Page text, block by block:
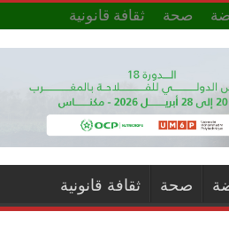
صحة ثقافة قانونية
صحة ثقافة قانونية